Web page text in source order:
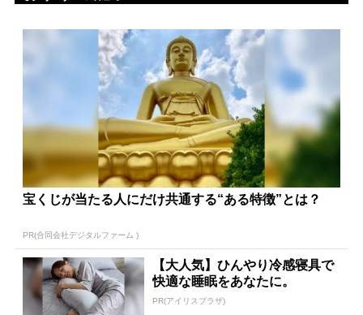
宝くじが当たる人にだけ共通する“ある特徴”とは？
PR(合同会社デジタルファーム )
【大人気】ひんやり冷感寝具で
快適な睡眠をあなたに。
PR(アイリスプラザ)